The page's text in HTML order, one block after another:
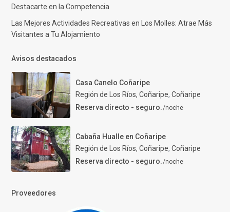
Destacarte en la Competencia
Las Mejores Actividades Recreativas en Los Molles: Atrae Más
Visitantes a Tu Alojamiento
Avisos destacados
Casa Canelo Coñaripe
Región de Los Ríos, Coñaripe, Coñaripe
Reserva directo - seguro./noche
Cabaña Hualle en Coñaripe
Región de Los Ríos, Coñaripe, Coñaripe
Reserva directo - seguro./noche
Proveedores